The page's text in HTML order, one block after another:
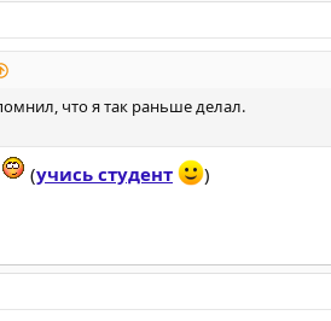
что я так раньше делал.
(учись студент )